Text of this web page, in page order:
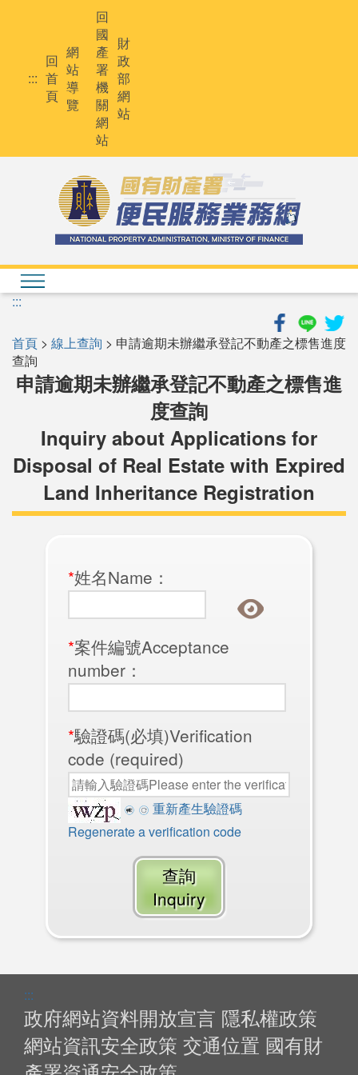
:::
回
首
頁
網
站
導
覽
回
國
產
署
機
關
網
站
財
政
部
網
站
:::
首頁 > 線上查詢 > 申請逾期未辦繼承登記不動產之標售進度
查詢
申請逾期未辦繼承登記不動產之標售進
度查詢
Inquiry about Applications for
Disposal of Real Estate with Expired
Land Inheritance Registration
*姓名Name：
*案件編號Acceptance
number：
*驗證碼(必填)Verification
code (required)
重新產生驗證碼
Regenerate a verification code
查詢
Inquiry
:::
政府網站資料開放宣言 隱私權政策
網站資訊安全政策 交通位置 國有財